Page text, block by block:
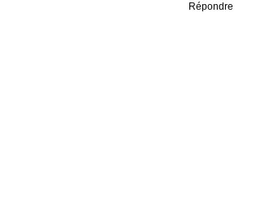
Répondre